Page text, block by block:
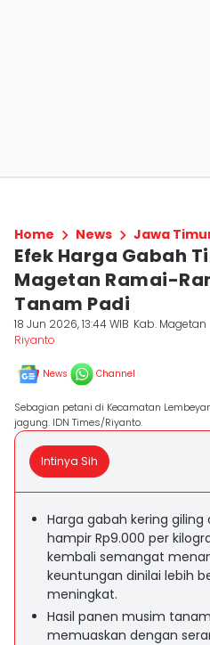
Home News Jawa
Efek Harga Gabah
Magetan Ramai-
Tanam Padi
18 Jun 2026, 13:44 WIB Kab. Magetan
Riyanto
News Channel
Sebagian petani di Kecamatan
jagung. IDN Times/Riyanto.
Intinya Sih
Harga gabah kering
hampir Rp9.000 per
kembali semangat
keuntungan dinilai lebih
meningkat.
Hasil panen musim
memuaskan dengan